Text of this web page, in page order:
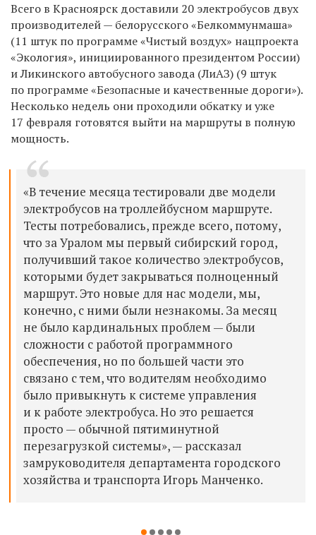
Всего в Красноярск доставили 20 электробусов двух
производителей — белорусского«Белкоммунмаша»
(11 штук по программе «Чистый воздух» нацпроекта
«Экология», инициированного президентом России)
и Ликинского автобусного завода (ЛиАЗ) (9 штук
по программе «Безопасные и качественные дороги»).
Несколько недель они проходили обкатку и уже
17 февраля готовятся выйти на маршруты в полную
мощность.
«В течение месяца тестировали две модели
электробусов на троллейбусном маршруте.
Тесты потребовались, прежде всего, потому,
что за Уралом мы первый сибирский город,
получивший такое количество электробусов,
которыми будет закрываться полноценный
маршрут. Это новые для нас модели, мы,
конечно, с ними были незнакомы. За месяц
не было кардинальных проблем — были
сложности с работой программного
обеспечения, но по большей части это
связано с тем, что водителям необходимо
было привыкнуть к системе управления
и к работе электробуса. Но это решается
просто — обычной пятиминутной
перезагрузкой системы», — рассказал
замруководителя департамента городского
хозяйства и транспорта Игорь Манченко.